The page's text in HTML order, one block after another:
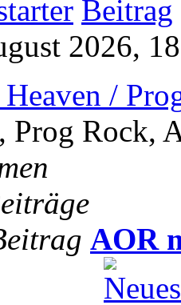
2026,
/
Prog Rock,
AOR